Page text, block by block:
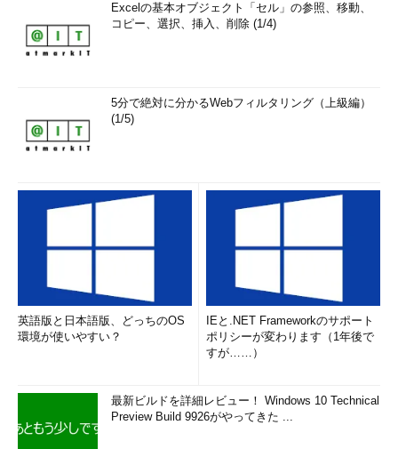
トを抑えるためには、常にスケールアウトするのではなく、負荷
が増加したときだけとか、特定の時間帯だけスケールアウトして
負荷増に備える、というような運用も必要になるでしょう。
Web アプリ(Web Apps) の課金について」（Microsoft
Azure サポート チーム サイト）
「Azure サブスクリプションとサービスの制限、クォー
【ハイッ！ ここ大事！】
ます。料金を節約したいなら、ズボラな運用ではなく、必要な
状況に応じた、きめ細かな対応が必要になります。
先ほどの価格プランを見ると、「Free（無料）」と
「Shared（共有）」という2つの価格プランがあります。
Excelの基本オブジェクト「セル」の参照、移動、
コピー、選択、挿入、削除 (1/4)
5分で絶対に分かるWebフィルタリング（上級編）
(1/5)
英語版と日本語版、どっちのOS
環境が使いやすい？
IEと.NET Frameworkのサポート
ポリシーが変わります（1年後で
すが……）
最新ビルドを詳細レビュー！ Windows 10 Technical
Preview Build 9926がやってきた ...